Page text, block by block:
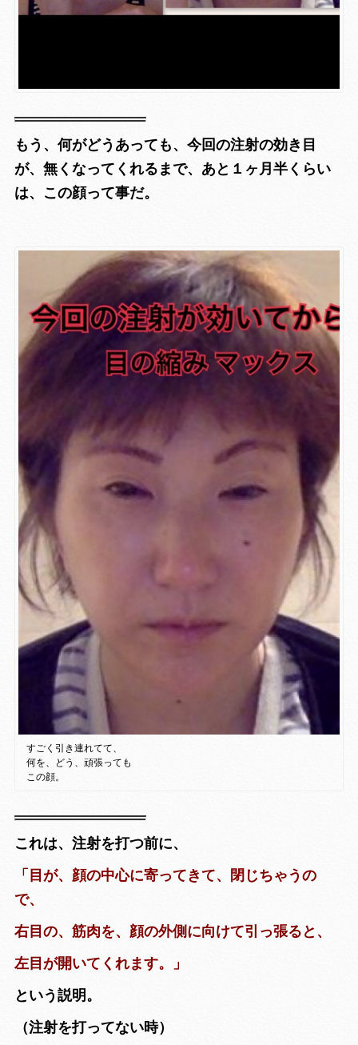
もう、何がどうあっても、今回の注射の効き目
が、無くなってくれるまで、あと１ヶ月半くらい
は、この顔って事だ。
すごく引き連れてて、
何を、どう、頑張っても
この顔。
これは、注射を打つ前に、
「目が、顔の中心に寄ってきて、閉じちゃうの
で、
右目の、筋肉を、顔の外側に向けて引っ張ると、
左目が開いてくれます。」
という説明。
（注射を打ってない時）